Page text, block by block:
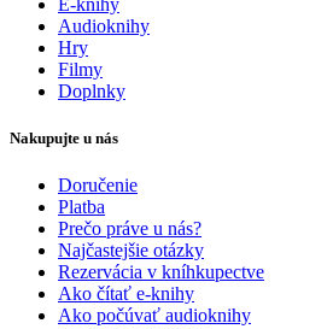
Audioknihy
Hry
Filmy
Doplnky
Nakupujte u nás
Doručenie
Platba
Prečo práve u nás?
Najčastejšie otázky
Rezervácia v kníhkupectve
Ako čítať e-knihy
Ako počúvať audioknihy